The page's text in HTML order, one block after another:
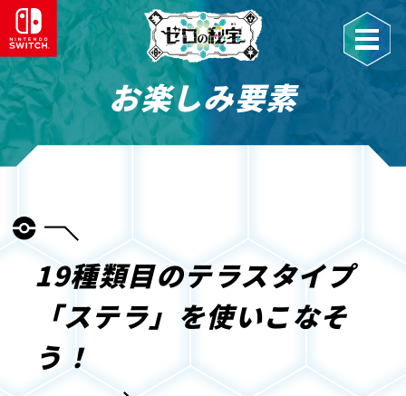
お楽しみ要素
19種類目のテラスタイプ
「ステラ」を使いこなそ
う！